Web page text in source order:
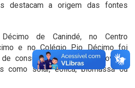
destacam a origem das fontes
de Canindé, no Centro
e no Colégio Pio Décimo foi
consumo de energia renovável
como solar, eólica, biomassa ou